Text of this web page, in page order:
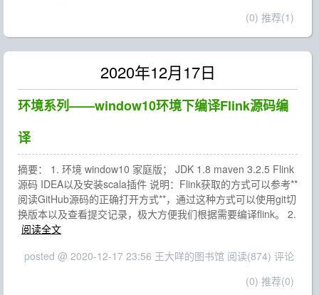
(0) 推荐(1)
2020年12月17日
环境系列——window10环境下编译Flink源码编
译
摘要： 1. 环境 window10 家庭版； JDK 1.8 maven 3.2.5 Flink
源码 IDEA以及安装scala插件 说明：Flink获取的方式可以参考**
阅读GitHub源码的正确打开方式**，通过这种方式可以使用git切
换版本以及查看提交记录，极大方便我们根据需要编译flink。 2.
阅读全文
posted @ 2020-12-17 23:56 王大咩的图书馆 阅读(874) 评论
(0) 推荐(0)